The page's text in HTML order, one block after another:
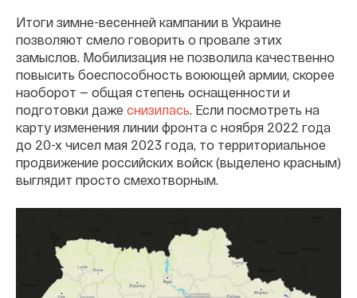
Итоги зимне-весенней кампании в Украине
позволяют смело говорить о провале этих
замыслов. Мобилизация не позволила качественно
повысить боеспособность воюющей армии, скорее
наоборот — общая степень оснащенности и
подготовки даже снизилась. Если посмотреть на
карту изменения линии фронта с ноября 2022 года
до 20-х чисел мая 2023 года, то территориальное
продвижение российских войск (выделено красным)
выглядит просто смехотворным.